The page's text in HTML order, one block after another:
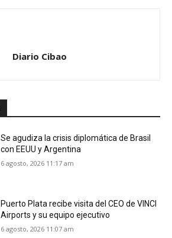
Diario Cibao
Se agudiza la crisis diplomática de Brasil
con EEUU y Argentina
6 agosto, 2026 11:17 am
Puerto Plata recibe visita del CEO de VINCI
Airports y su equipo ejecutivo
6 agosto, 2026 11:07 am